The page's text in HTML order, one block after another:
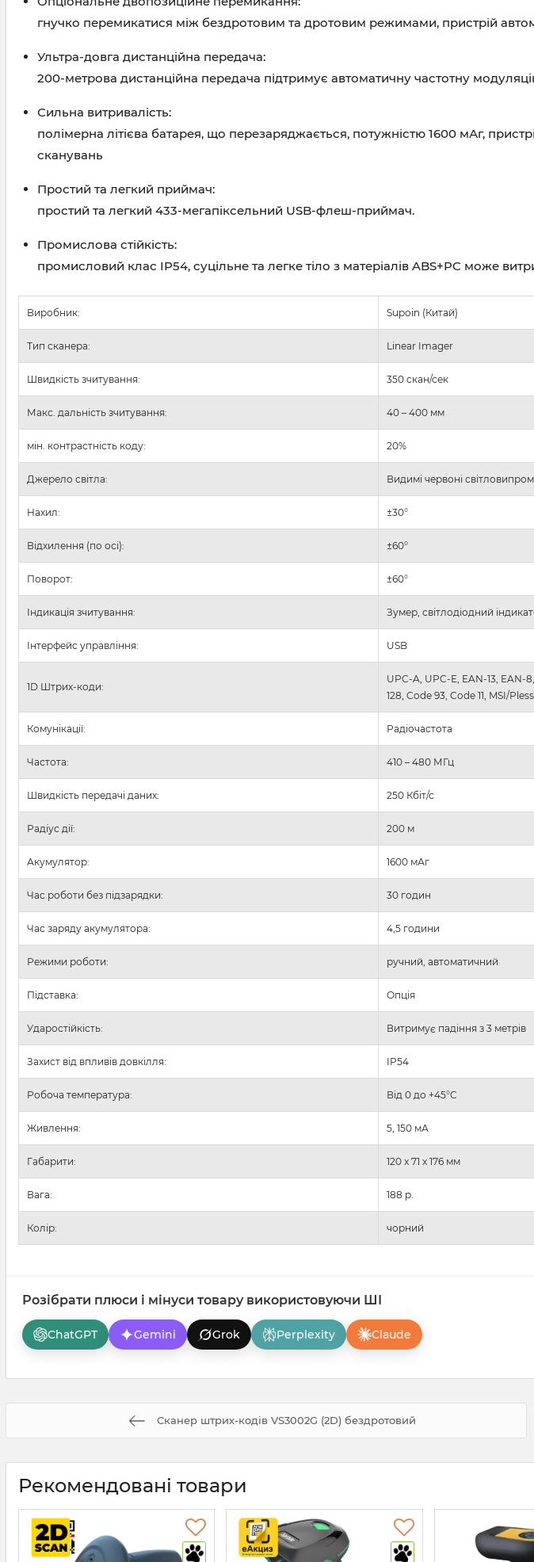
гнучко перемикатися між бездротовим та дротовим режимами, пристрій
Ультра-довга дистанційна передача:
200-метрова дистанційна передача підтримує автоматичну частотну
Сильна витривалість:
полімерна літієва батарея, що перезаряджається, потужністю 1600 мАг,
сканувань
Простий та легкий приймач:
простий та легкий 433-мегапіксельний USB-флеш-приймач.
Промислова стійкість:
промисловий клас IP54, суцільне та легке тіло з матеріалів ABS+PC може
Виробник: Supoin (Китай)
Тип сканера: Linear Imager
Швидкість зчитування: 350 скан/сек
Макс. дальність зчитування: 40 – 400 мм
мін. контрастність коду: 20%
Джерело світла: Видимі червоні
Нахил: ±30°
Відхилення (по осі): ±60°
Поворот: ±60°
Індикація зчитування: Зумер, світлодіодний
Інтерфейс управління: USB
1D Штрих-коди:
UPC-A, UPC-E, EAN-13, EAN-
128, Code 93, Code 11, MSI/
Комунікації: Радіочастота
Частота: 410 – 480 МГц
Швидкість передачі даних: 250 Кбіт/с
Радіус дії: 200 м
Акумулятор: 1600 мАг
Час роботи без підзарядки: 30 годин
Час заряду акумулятора: 4,5 години
Режими роботи: ручний, автоматичний
Підставка: Опція
Ударостійкість: Витримує падіння з 3 метрів
Захист від впливів довкілля: IP54
Робоча температура: Від 0 до +45°C
Живлення: 5, 150 мА
Габарити: 120 x 71 x 176 мм
Вага: 188 р.
Колір: чорний
Розібрати плюси і мінуси товару використовуючи ШІ
ChatGPT Gemini Grok Perplexity Claude
Сканер штрих-кодів VS3002G (2D) бездротовий
Рекомендовані товари